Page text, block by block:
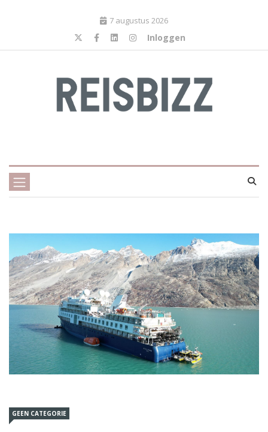
7 augustus 2026
Inloggen
GEEN CATEGORIE